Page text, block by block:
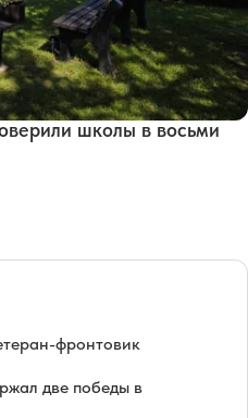
школы в восьми
фронтовик
две победы в